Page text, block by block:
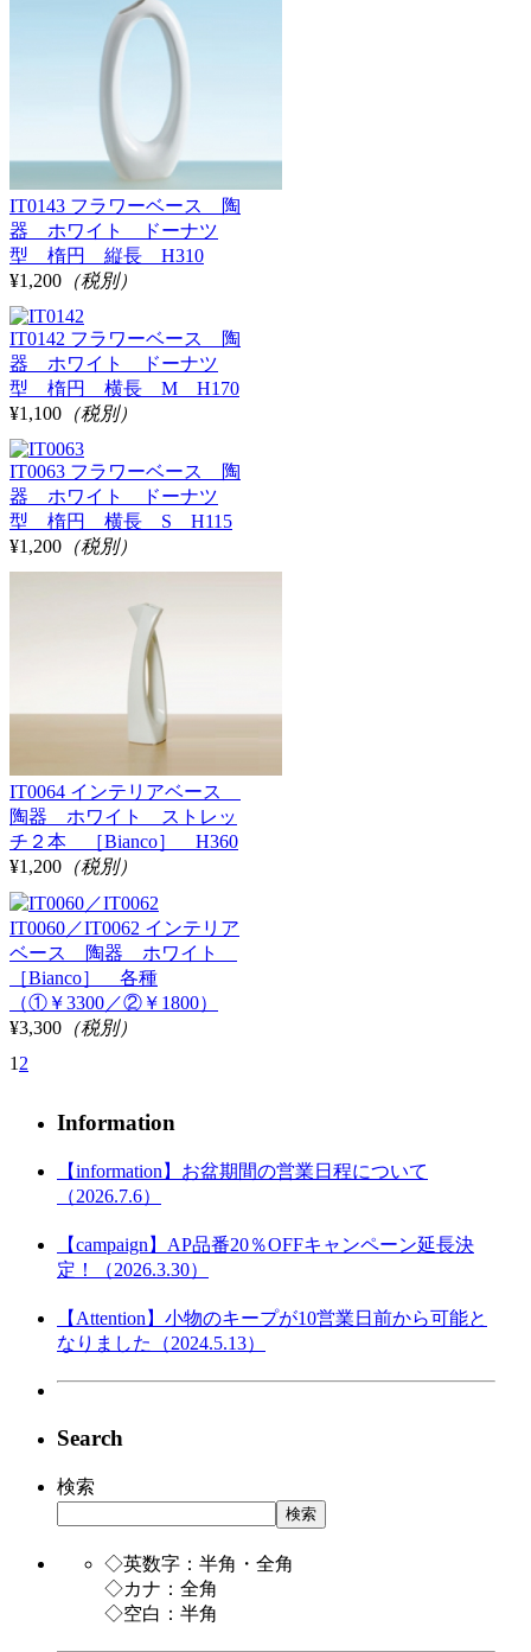
IT0143 フラワーベース 陶
器 ホワイト ドーナツ
型 楕円 縦長 H310
¥1,200 （税別）
IT0142 フラワーベース 陶
器 ホワイト ドーナツ
型 楕円 横長 M H170
¥1,100 （税別）
IT0063 フラワーベース 陶
器 ホワイト ドーナツ
型 楕円 横長 S H115
¥1,200 （税別）
IT0064 インテリアベース
陶器 ホワイト ストレッ
チ２本 ［Bianco］ H360
¥1,200 （税別）
IT0060／IT0062 インテリア
ベース 陶器 ホワイト
［Bianco］ 各種
（①￥3300／②￥1800）
¥3,300 （税別）
1 2
Information
【information】お盆期間の営業日程について
（2026.7.6）
【campaign】AP品番20％OFFキャンペーン延長決
定！（2026.3.30）
【Attention】小物のキープが10営業日前から可能と
なりました（2024.5.13）
Search
検索
検索
◇英数字：半角・全角
◇カナ：全角
◇空白：半角